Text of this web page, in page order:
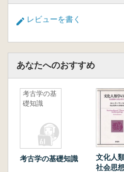
レビューを書く
あなたへのおすすめ
考古学の基
礎知識
考古学の基礎知識
文化人
社会思